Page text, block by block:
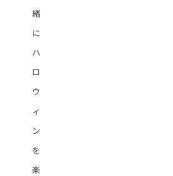
緒
に
ハ
ロ
ウ
ィ
ン
を
楽